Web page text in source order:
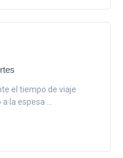
el tiempo de viaje
la espesa ...